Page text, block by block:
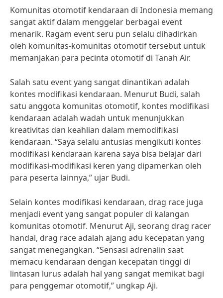
Komunitas otomotif kendaraan di Indonesia memang
sangat aktif dalam menggelar berbagai event
menarik. Ragam event seru pun selalu dihadirkan
oleh komunitas-komunitas otomotif tersebut untuk
memanjakan para pecinta otomotif di Tanah Air.
Salah satu event yang sangat dinantikan adalah
kontes modifikasi kendaraan. Menurut Budi, salah
satu anggota komunitas otomotif, kontes modifikasi
kendaraan adalah wadah untuk menunjukkan
kreativitas dan keahlian dalam memodifikasi
kendaraan. “Saya selalu antusias mengikuti kontes
modifikasi kendaraan karena saya bisa belajar dari
modifikasi-modifikasi keren yang dipamerkan oleh
para peserta lainnya,” ujar Budi.
Selain kontes modifikasi kendaraan, drag race juga
menjadi event yang sangat populer di kalangan
komunitas otomotif. Menurut Aji, seorang drag racer
handal, drag race adalah ajang adu kecepatan yang
sangat menegangkan. “Sensasi adrenalin saat
memacu kendaraan dengan kecepatan tinggi di
lintasan lurus adalah hal yang sangat memikat bagi
para penggemar otomotif,” ungkap Aji.